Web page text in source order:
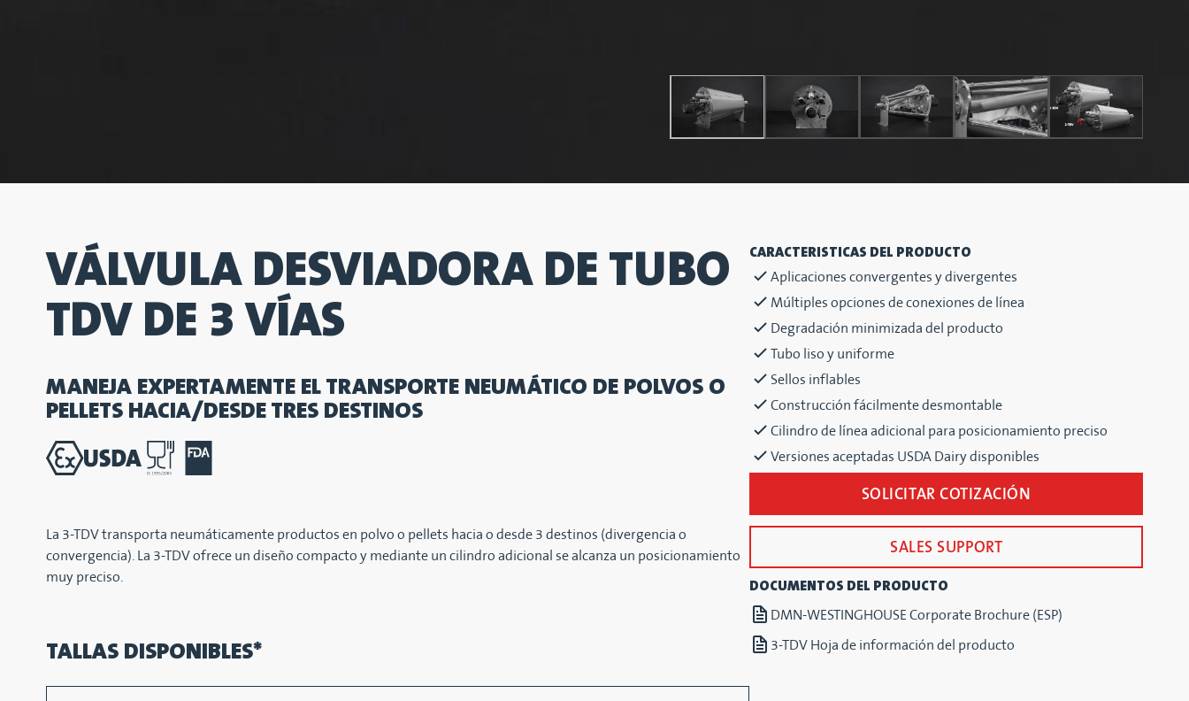
VÁLVULA DESVIADORA DE TUBO
TDV DE 3 VÍAS
MANEJA EXPERTAMENTE EL TRANSPORTE NEUMÁTICO DE POLVOS O
PELLETS HACIA/DESDE TRES DESTINOS
La 3-TDV transporta neumáticamente productos en polvo o pellets hacia o desde 3 destinos (divergencia o
convergencia). La 3-TDV ofrece un diseño compacto y mediante un cilindro adicional se alcanza un posicionamiento
muy preciso.
TALLAS DISPONIBLES*
CARACTERISTICAS DEL PRODUCTO
Aplicaciones convergentes y divergentes
Múltiples opciones de conexiones de línea
Degradación minimizada del producto
Tubo liso y uniforme
Sellos inflables
Construcción fácilmente desmontable
Cilindro de línea adicional para posicionamiento preciso
Versiones aceptadas USDA Dairy disponibles
SOLICITAR COTIZACIÓN
SALES SUPPORT
DOCUMENTOS DEL PRODUCTO
DMN-WESTINGHOUSE Corporate Brochure (ESP)
3-TDV Hoja de información del producto